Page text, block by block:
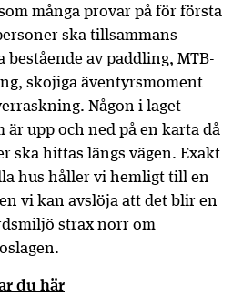
många provar på för första
ska tillsammans
bestående av paddling, MTB-
skojiga äventyrsmoment
Någon i laget
är upp och ned på en karta då
ska hittas längs vägen. Exakt
hus håller vi hemligt till en
vi kan avslöja att det blir en
strax norr om
du här